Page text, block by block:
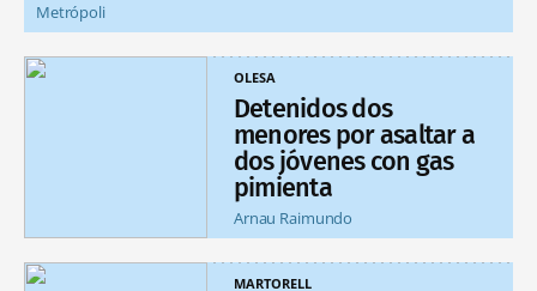
Metrópoli
OLESA
Detenidos dos
menores por asaltar a
dos jóvenes con gas
pimienta
Arnau Raimundo
MARTORELL